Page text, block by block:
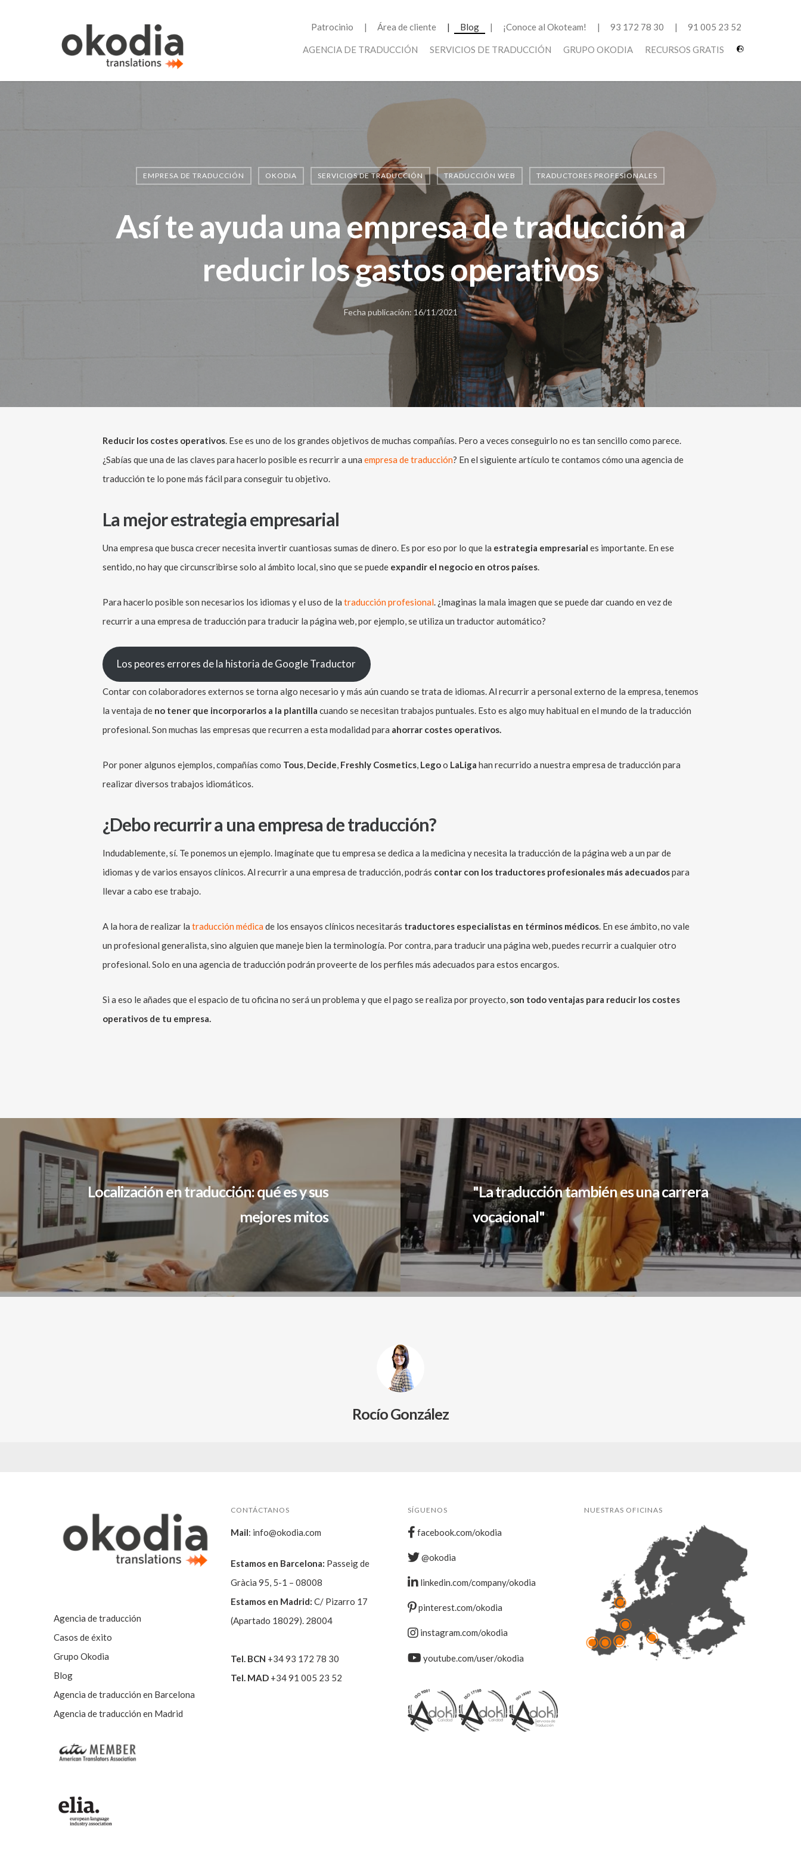
Patrocinio Área de cliente Blog ¡Conoce al Okoteam! 93 172 78 30 91 005 23 52
AGENCIA DE TRADUCCIÓN SERVICIOS DE TRADUCCIÓN GRUPO OKODIA RECURSOS GRATIS
EMPRESA DE TRADUCCIÓN OKODIA SERVICIOS DE TRADUCCIÓN TRADUCCIÓN WEB TRADUCTORES PROFESIONALES
Así te ayuda una empresa de traducción a
reducir los gastos operativos
Fecha publicación: 16/11/2021
Reducir los costes operativos. Ese es uno de los grandes objetivos de muchas compañías. Pero a veces conseguirlo no es tan sencillo como parece.
¿Sabías que una de las claves para hacerlo posible es recurrir a una empresa de traducción? En el siguiente artículo te contamos cómo una agencia de
traducción te lo pone más fácil para conseguir tu objetivo.
La mejor estrategia empresarial
Una empresa que busca crecer necesita invertir cuantiosas sumas de dinero. Es por eso por lo que la estrategia empresarial es importante. En ese
sentido, no hay que circunscribirse solo al ámbito local, sino que se puede expandir el negocio en otros países.
Para hacerlo posible son necesarios los idiomas y el uso de la traducción profesional. ¿Imaginas la mala imagen que se puede dar cuando en vez de
recurrir a una empresa de traducción para traducir la página web, por ejemplo, se utiliza un traductor automático?
Los peores errores de la historia de Google Traductor
Contar con colaboradores externos se torna algo necesario y más aún cuando se trata de idiomas. Al recurrir a personal externo de la empresa, tenemos
la ventaja de no tener que incorporarlos a la plantilla cuando se necesitan trabajos puntuales. Esto es algo muy habitual en el mundo de la traducción
profesional. Son muchas las empresas que recurren a esta modalidad para ahorrar costes operativos.
Por poner algunos ejemplos, compañías como Tous Decide Freshly Cosmetics Legoo LaLiga han recurrido a nuestra empresa de traducción para
realizar diversos trabajos idiomáticos.
¿Debo recurrir a una empresa de traducción?
Indudablemente, sí. Te ponemos un ejemplo. Imagínate que tu empresa se dedica a la medicina y necesita la traducción de la página web a un par de
idiomas y de varios ensayos clínicos. Al recurrir a una empresa de traducción, podrás contar con los traductores profesionales más adecuadospara
llevar a cabo ese trabajo.
A la hora de realizar la traducción médicade los ensayos clínicos necesitarás traductores especialistas en términos médicos . En ese ámbito, no vale
un profesional generalista, sino alguien que maneje bien la terminología. Por contra, para traducir una página web, puedes recurrir a cualquier otro
profesional. Solo en una agencia de traducción podrán proveerte de los perfiles más adecuados para estos encargos.
Si a eso le añades que el espacio de tu oficina no será un problema y que el pago se realiza por proyecto, son todo ventajas para reducir los costes
operativos de tu empresa.
Localización en traducción: qué es y sus
mejores mitos
"La traducción también es una carrera
vocacional"
Rocío González
Agencia de traducción
Casos de éxito
Grupo Okodia
Blog
Agencia de traducción en Barcelona
Agencia de traducción en Madrid
CONTÁCTANOS
Mail: info@okodia.com
Estamos en Barcelona: Passeig de
Gràcia 95, 5-1 – 08008
Estamos en Madrid: C/ Pizarro 17
(Apartado 18029). 28004
Tel. BCN +34 93 172 78 30
Tel. MAD+34 91 005 23 52
SÍGUENOS
facebook.com/okodia
@okodia
linkedin.com/company/okodia
pinterest.com/okodia
instagram.com/okodia
youtube.com/user/okodia
NUESTRAS OFICINAS